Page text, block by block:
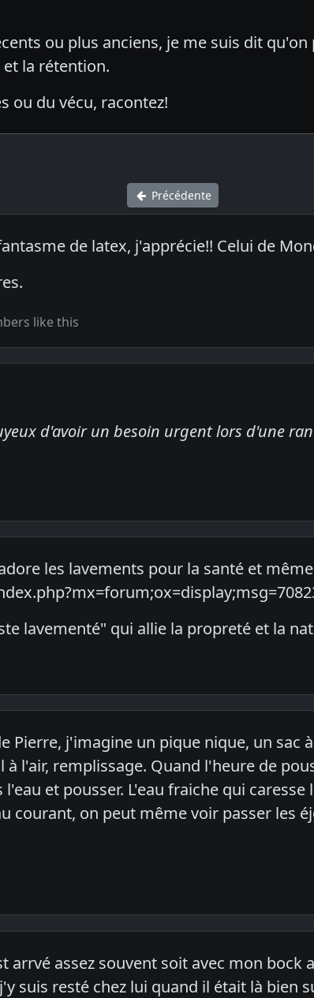
ou plus anciens, je me suis dit
la rétention.
ou du vécu, racontez!
Précédente
de latex, j'apprécie!! Celui de
like this
d'avoir un besoin urgent lors d'une
les lavements pour la santé et
lavementé" qui allie la propreté et la
Pierre, j'imagine un pique nique, un sac
à l'air, remplissage. Quand l'heure de
l'eau et pousser. L'eau fraiche qui
courant, on peut même voir passer les
arrvé assez souvent soit avec mon
suis resté chez lui quand il était là bien